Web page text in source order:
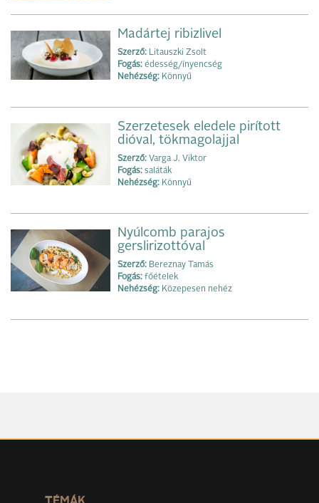
Madártej ribizlivel
Szerző: Litauszki Zsolt
Fogás: édesség/ínyencség
Nehézség: Könnyű
Szerzetesek eledele pirított
dióval, tökmagolajjal
Szerző: Varga J. Viktor
Fogás: saláták
Nehézség: Könnyű
Nyúlcomb parajos
gerslirizottóval
Szerző: Bereznay Tamás
Fogás: főételek
Nehézség: Közepesen nehéz